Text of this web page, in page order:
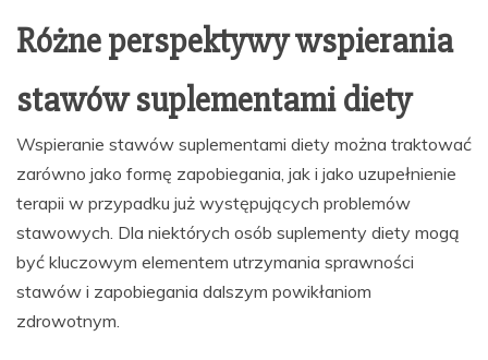
Różne perspektywy wspierania
stawów suplementami diety
Wspieranie stawów suplementami diety można traktować
zarówno jako formę zapobiegania, jak i jako uzupełnienie
terapii w przypadku już występujących problemów
stawowych. Dla niektórych osób suplementy diety mogą
być kluczowym elementem utrzymania sprawności
stawów i zapobiegania dalszym powikłaniom
zdrowotnym.